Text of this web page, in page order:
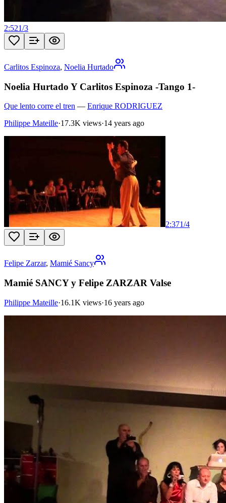
2:521/3
Carlitos Espinoza, Noelia Hurtado
Noelia Hurtado Y Carlitos Espinoza -Tango 1-
Que lento corre el tren — Enrique RODRIGUEZ
Philippe Mateille·17.3K views·14 years ago
2:371/4
Felipe Zarzar, Mamié Sancy
Mamié SANCY y Felipe ZARZAR Valse
Philippe Mateille·16.1K views·16 years ago